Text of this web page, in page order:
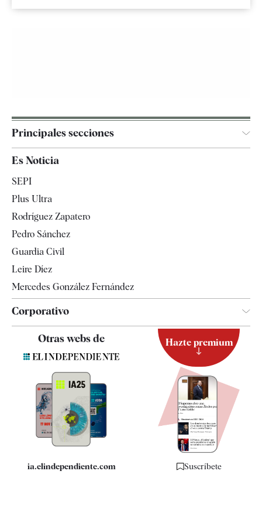
Principales secciones
España
Televisión
Es Noticia
SEPI
Plus Ultra
Rodríguez Zapatero
Pedro Sánchez
Guardia Civil
Leire Díez
Mercedes González Fernández
Corporativo
Contacto
Quiénes somos
Especificaciones
Otras webs de
ia.elindependiente.com
Hazte premium
Suscríbete